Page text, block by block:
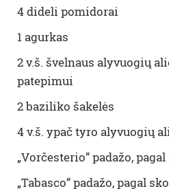
4 dideli pomidorai
1 agurkas
2 v.š. švelnaus alyvuogių
patepimui
2 baziliko šakelės
4 v.š. ypač tyro alyvuogių
„Vorčesterio” padažo,
„Tabasco” padažo, pagal